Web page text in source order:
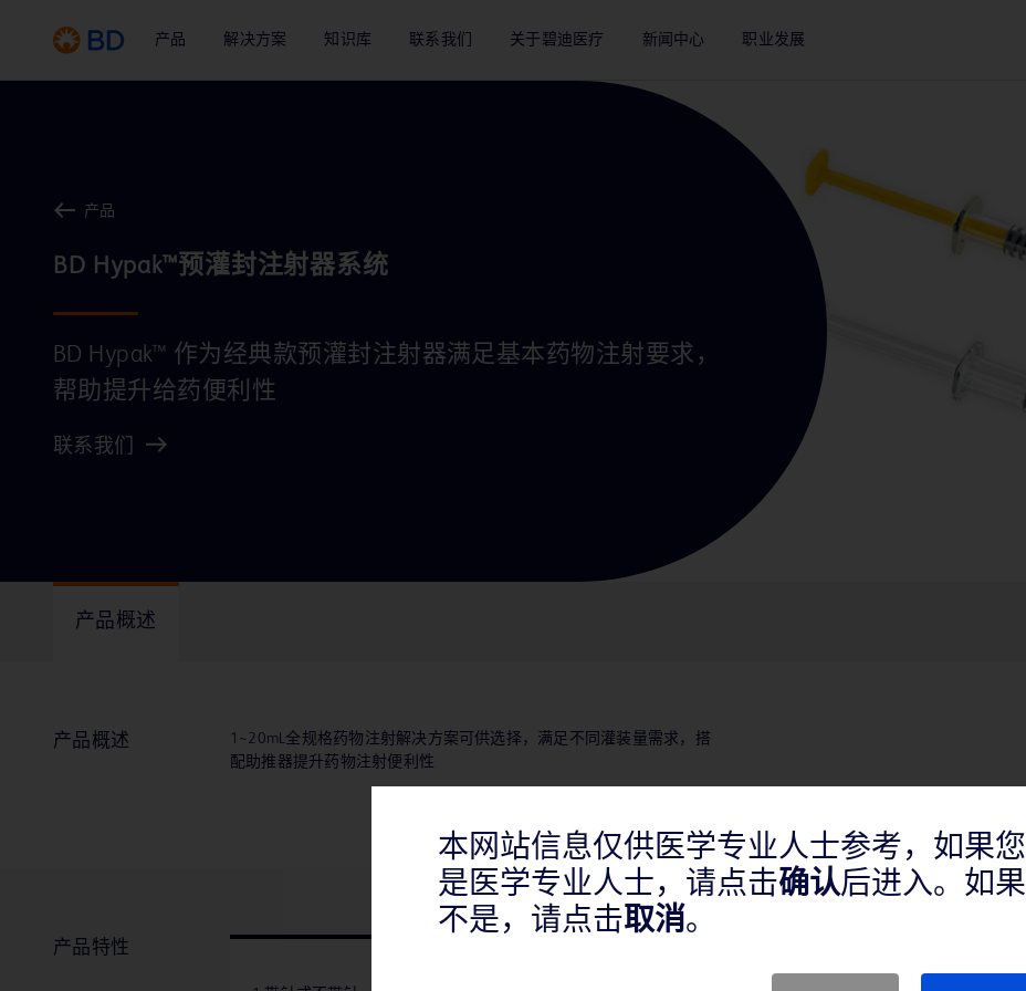
产品 解决方案 知识库 联系我们 关于碧迪医疗 新闻中心 职业发展
产品
BD Hypak™ 作为经典款预灌封注射器满足基本药物注射要求，
帮助提升给药便利性
联系我们
产品概述
产品概述
1~20mL全规格药物注射解决方案可供选择，满足不同灌装量需求，搭
配助推器提升药物注射便利性
产品特性
本网站信息仅供医学专业人士参考，如果您
是医学专业人士，请点击确认后进入。如果
不是，请点击取消。